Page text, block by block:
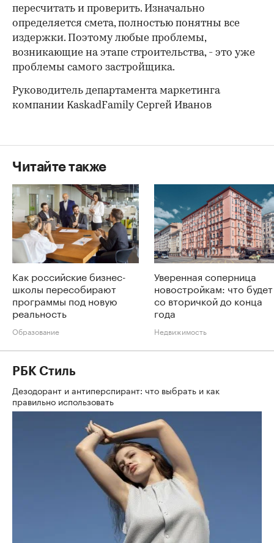
пересчитать и проверить. Изначально
определяется смета, полностью понятны все
издержки. Поэтому любые проблемы,
возникающие на этапе строительства, - это уже
проблемы самого застройщика.
Руководитель департамента маркетинга
компании KaskadFamily Сергей Иванов
Читайте также
Как российские бизнес-
школы пересобирают
программы под новую
реальность
Образование
Уверенная соперница
новостройкам: что будет
со вторичкой до конца
года
Недвижимость
РБК Стиль
Дезодорант и антиперспирант: что выбрать и как
правильно использовать